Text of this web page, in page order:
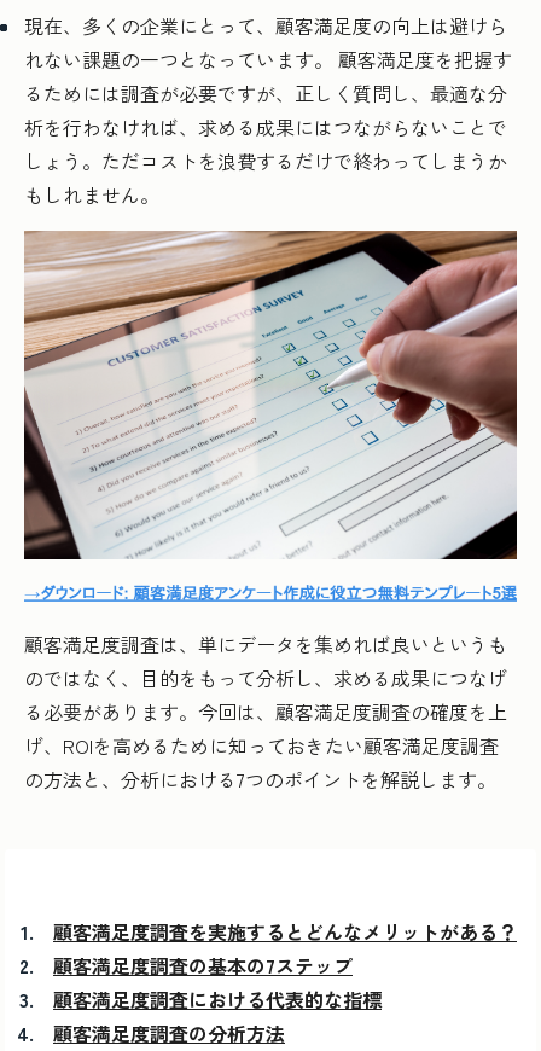
現在、多くの企業にとって、顧客満足度の向上は避けら
れない課題の一つとなっています。 顧客満足度を把握す
るためには調査が必要ですが、正しく質問し、最適な分
析を行わなければ、求める成果にはつながらないことで
しょう。ただコストを浪費するだけで終わってしまうか
もしれません。
顧客満足度調査は、単にデータを集めれば良いというも
のではなく、目的をもって分析し、求める成果につなげ
る必要があります。今回は、顧客満足度調査の確度を上
げ、ROIを高めるために知っておきたい顧客満足度調査
の方法と、分析における7つのポイントを解説します。
顧客満足度調査を実施するとどんなメリットがある？
顧客満足度調査の基本の7ステップ
顧客満足度調査における代表的な指標
顧客満足度調査の分析方法